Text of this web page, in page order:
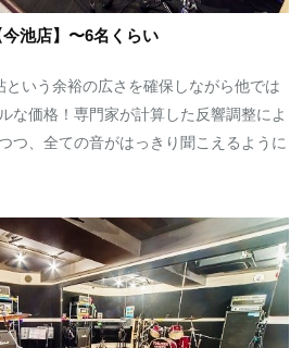
池店】〜6名くらい
いう余裕の広さを確保しながら他では
な価格！専門家が計算した反響調整によ
つ、全ての音がはっきり聞こえるように